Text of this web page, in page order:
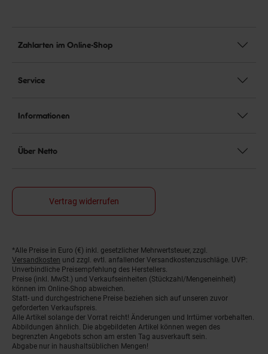
Zahlarten im Online-Shop
Service
Informationen
Über Netto
Vertrag widerrufen
Fußnoten
*Alle Preise in Euro (€) inkl. gesetzlicher Mehrwertsteuer, zzgl.
Versandkosten und zzgl. evtl. anfallender Versandkostenzuschläge. UVP:
Unverbindliche Preisempfehlung des Herstellers.
Preise (inkl. MwSt.) und Verkaufseinheiten (Stückzahl/Mengeneinheit)
können im Online-Shop abweichen.
Statt- und durchgestrichene Preise beziehen sich auf unseren zuvor
geforderten Verkaufspreis.
Alle Artikel solange der Vorrat reicht! Änderungen und Irrtümer vorbehalten.
Abbildungen ähnlich. Die abgebildeten Artikel können wegen des
begrenzten Angebots schon am ersten Tag ausverkauft sein.
Abgabe nur in haushaltsüblichen Mengen!